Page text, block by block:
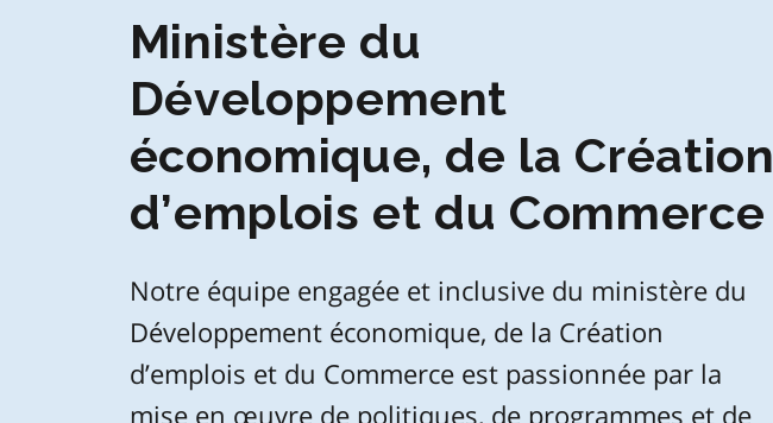
Ministère du
Développement
économique, de la Création
d’emplois et du Commerce
Notre équipe engagée et inclusive du ministère du
Développement économique, de la Création
d’emplois et du Commerce est passionnée par la
mise en œuvre de politiques, de programmes et de